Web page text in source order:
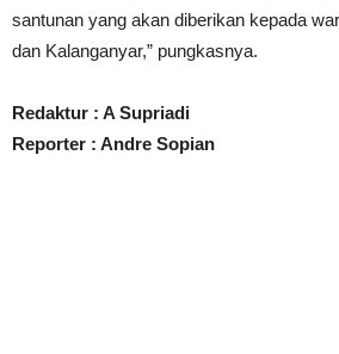
santunan yang akan diberikan kepada
dan Kalanganyar,” pungkasnya.
Redaktur : A Supriadi
Reporter : Andre Sopian